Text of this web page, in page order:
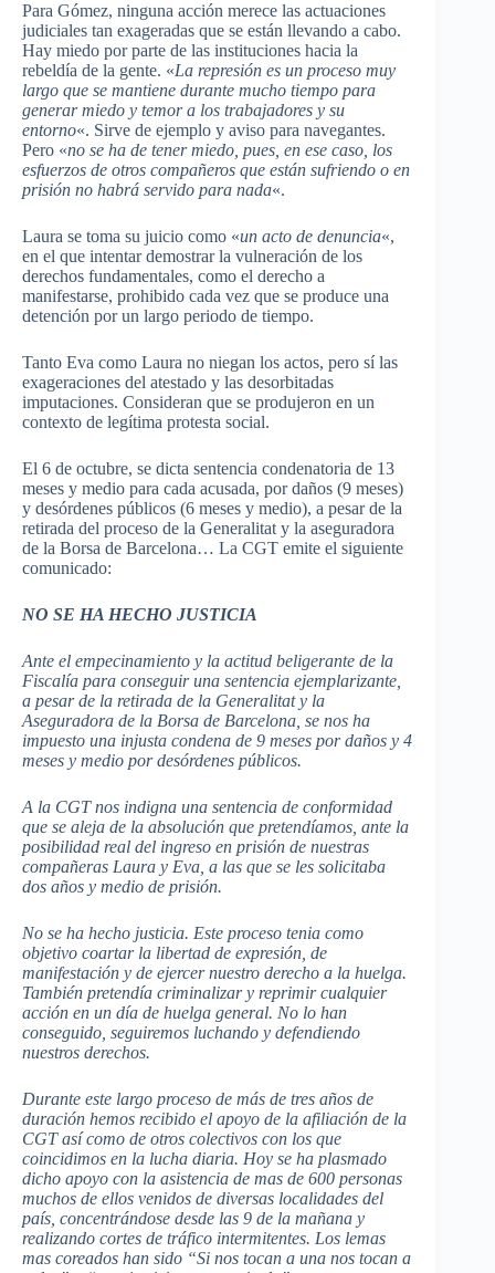
Para Gómez, ninguna acción merece las actuaciones
judiciales tan exageradas que se están llevando a cabo.
Hay miedo por parte de las instituciones hacia la
rebeldía de la gente. «La represión es un proceso muy
largo que se mantiene durante mucho tiempo para
generar miedo y temor a los trabajadores y su
entorno«. Sirve de ejemplo y aviso para navegantes.
Pero «no se ha de tener miedo, pues, en ese caso, los
esfuerzos de otros compañeros que están sufriendo o en
prisión no habrá servido para nada«.
Laura se toma su juicio como «un acto de denuncia«,
en el que intentar demostrar la vulneración de los
derechos fundamentales, como el derecho a
manifestarse, prohibido cada vez que se produce una
detención por un largo periodo de tiempo.
Tanto Eva como Laura no niegan los actos, pero sí las
exageraciones del atestado y las desorbitadas
imputaciones. Consideran que se produjeron en un
contexto de legítima protesta social.
El 6 de octubre, se dicta sentencia condenatoria de 13
meses y medio para cada acusada, por daños (9 meses)
y desórdenes públicos (6 meses y medio), a pesar de la
retirada del proceso de la Generalitat y la aseguradora
de la Borsa de Barcelona… La CGT emite el siguiente
comunicado:
NO SE HA HECHO JUSTICIA
Ante el empecinamiento y la actitud beligerante de la
Fiscalía para conseguir una sentencia ejemplarizante,
a pesar de la retirada de la Generalitat y la
Aseguradora de la Borsa de Barcelona, se nos ha
impuesto una injusta condena de 9 meses por daños y 4
meses y medio por desórdenes públicos.
A la CGT nos indigna una sentencia de conformidad
que se aleja de la absolución que pretendíamos, ante la
posibilidad real del ingreso en prisión de nuestras
compañeras Laura y Eva, a las que se les solicitaba
dos años y medio de prisión.
No se ha hecho justicia. Este proceso tenia como
objetivo coartar la libertad de expresión, de
manifestación y de ejercer nuestro derecho a la huelga.
También pretendía criminalizar y reprimir cualquier
acción en un día de huelga general. No lo han
conseguido, seguiremos luchando y defendiendo
nuestros derechos.
Durante este largo proceso de más de tres años de
duración hemos recibido el apoyo de la afiliación de la
CGT así como de otros colectivos con los que
coincidimos en la lucha diaria. Hoy se ha plasmado
dicho apoyo con la asistencia de mas de 600 personas
muchos de ellos venidos de diversas localidades del
país, concentrándose desde las 9 de la mañana y
realizando cortes de tráfico intermitentes. Los lemas
mas coreados han sido “Si nos tocan a una nos tocan a